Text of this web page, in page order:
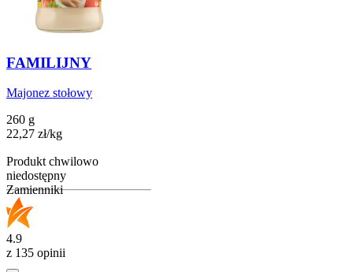
FAMILIJNY
Majonez stołowy
260 g
22,27 zł/kg
Produkt chwilowo
niedostępny
Zamienniki
4.9
z 135 opinii